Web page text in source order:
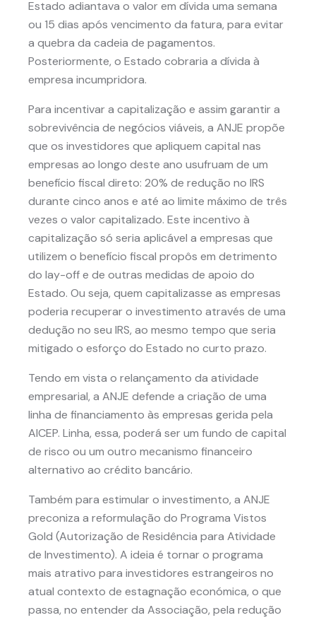
Estado adiantava o valor em dívida uma semana
ou 15 dias após vencimento da fatura, para evitar
a quebra da cadeia de pagamentos.
Posteriormente, o Estado cobraria a dívida à
empresa incumpridora.
Para incentivar a capitalização e assim garantir a
sobrevivência de negócios viáveis, a ANJE propõe
que os investidores que apliquem capital nas
empresas ao longo deste ano usufruam de um
benefício fiscal direto: 20% de redução no IRS
durante cinco anos e até ao limite máximo de três
vezes o valor capitalizado. Este incentivo à
capitalização só seria aplicável a empresas que
utilizem o benefício fiscal propôs em detrimento
do lay-off e de outras medidas de apoio do
Estado. Ou seja, quem capitalizasse as empresas
poderia recuperar o investimento através de uma
dedução no seu IRS, ao mesmo tempo que seria
mitigado o esforço do Estado no curto prazo.
Tendo em vista o relançamento da atividade
empresarial, a ANJE defende a criação de uma
linha de financiamento às empresas gerida pela
AICEP. Linha, essa, poderá ser um fundo de capital
de risco ou um outro mecanismo financeiro
alternativo ao crédito bancário.
Também para estimular o investimento, a ANJE
preconiza a reformulação do Programa Vistos
Gold (Autorização de Residência para Atividade
de Investimento). A ideia é tornar o programa
mais atrativo para investidores estrangeiros no
atual contexto de estagnação económica, o que
passa, no entender da Associação, pela redução